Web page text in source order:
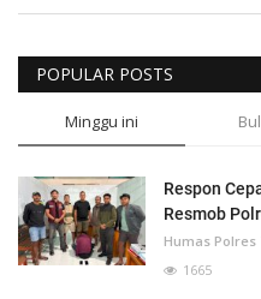
POPULAR POSTS
Minggu ini
Respon
Resmob
Humas
1665